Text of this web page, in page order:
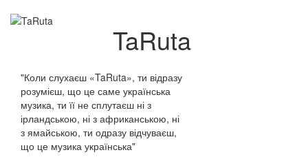
TaRuta
"Коли слухаєш «TaRuta», ти відразу
розумієш, що це саме українська
музика, ти її не сплутаєш ні з
ірландською, ні з африканською, ні
з ямайською, ти одразу відчуваєш,
що це музика українська"